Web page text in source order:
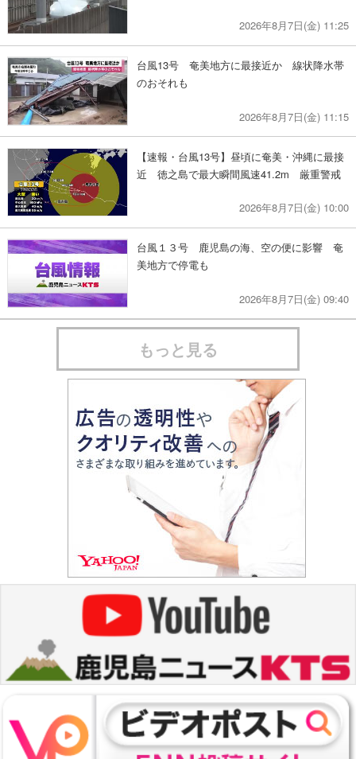
2026年8月7日(金) 11:25
台風13号 奄美地方に最接近か 線状降水帯
のおそれも
2026年8月7日(金) 11:15
【速報・台風13号】昼頃に奄美・沖縄に最接
近 徳之島で最大瞬間風速41.2m 厳重警戒
2026年8月7日(金) 10:00
台風１３号 鹿児島の海、空の便に影響 奄
美地方で停電も
2026年8月7日(金) 09:40
もっと見る